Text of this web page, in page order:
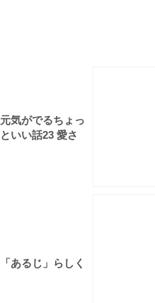
元気がでるちょっ
といい話23 愛さ
「あるじ」らしく